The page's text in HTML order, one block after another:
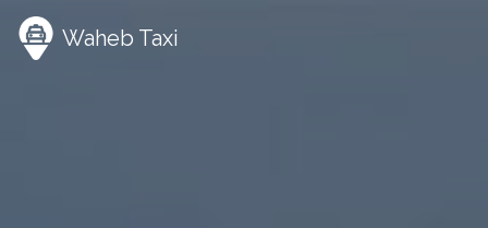
Waheb Taxi
Panneau de gestion des cookies